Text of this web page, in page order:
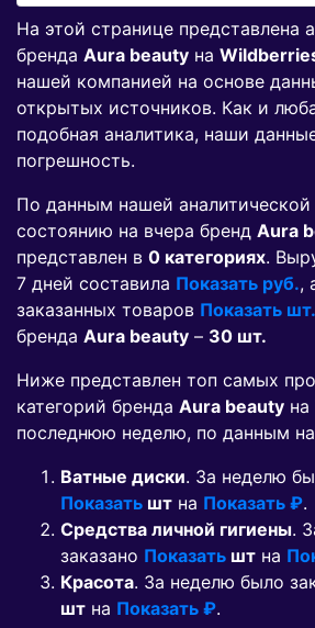
На этой странице представлена
бренда Aura beauty на
нашей компанией на основе
открытых источников. Как и
подобная аналитика, наши
погрешность.
По данным нашей
состоянию на вчера бренд Aura
представлен в 0 категориях.
7 дней составила Показать руб.,
заказанных товаров Показать шт.
бренда Aura beauty – 30 шт.
Ниже представлен топ самых
категорий бренда Aura beauty на
последнюю неделю, по данным
Ватные диски. За неделю
Показать шт на Показать ₽.
Средства личной гигиены.
заказано Показать шт на
Красота. За неделю было
шт на Показать ₽.